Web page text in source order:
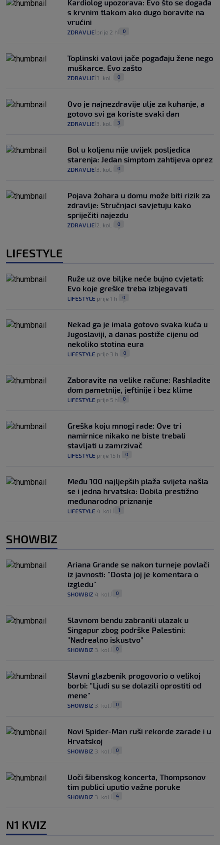
Kardiolog upozorava: Evo što se događa
s krvnim tlakom ako dugo boravite na
vrućini
ZDRAVLJE prije 2 h 0
Toplinski valovi jače pogađaju žene nego
muškarce. Evo zašto
ZDRAVLJE 3. kol. 0
Ovo je najnezdravije ulje za kuhanje, a
gotovo svi ga koriste svaki dan
ZDRAVLJE 3. kol. 3
Bol u koljenu nije uvijek posljedica
starenja: Jedan simptom zahtijeva oprez
ZDRAVLJE 3. kol. 0
Pojava žohara u domu može biti rizik za
zdravlje: Stručnjaci savjetuju kako
spriječiti najezdu
ZDRAVLJE 2. kol. 0
LIFESTYLE
Ruže uz ove biljke neće bujno cvjetati:
Evo koje greške treba izbjegavati
LIFESTYLE prije 1 h 0
Nekad ga je imala gotovo svaka kuća u
Jugoslaviji, a danas postiže cijenu od
nekoliko stotina eura
LIFESTYLE prije 3 h 0
Zaboravite na velike račune: Rashladite
dom pametnije, jeftinije i bez klime
LIFESTYLE prije 5 h 0
Greška koju mnogi rade: Ove tri
namirnice nikako ne biste trebali
stavljati u zamrzivač
LIFESTYLE prije 15 h 0
Među 100 najljepših plaža svijeta našla
se i jedna hrvatska: Dobila prestižno
međunarodno priznanje
LIFESTYLE 4. kol. 1
SHOWBIZ
Ariana Grande se nakon turneje povlači
iz javnosti: "Dosta joj je komentara o
izgledu"
SHOWBIZ 4. kol. 0
Slavnom bendu zabranili ulazak u
Singapur zbog podrške Palestini:
"Nadrealno iskustvo"
SHOWBIZ 3. kol. 0
Slavni glazbenik progovorio o velikoj
borbi: "Ljudi su se dolazili oprostiti od
mene"
SHOWBIZ 3. kol. 0
Novi Spider-Man ruši rekorde zarade i u
Hrvatskoj
SHOWBIZ 3. kol. 0
Uoči šibenskog koncerta, Thompsonov
tim publici uputio važne poruke
SHOWBIZ 3. kol. 4
N1 KVIZ